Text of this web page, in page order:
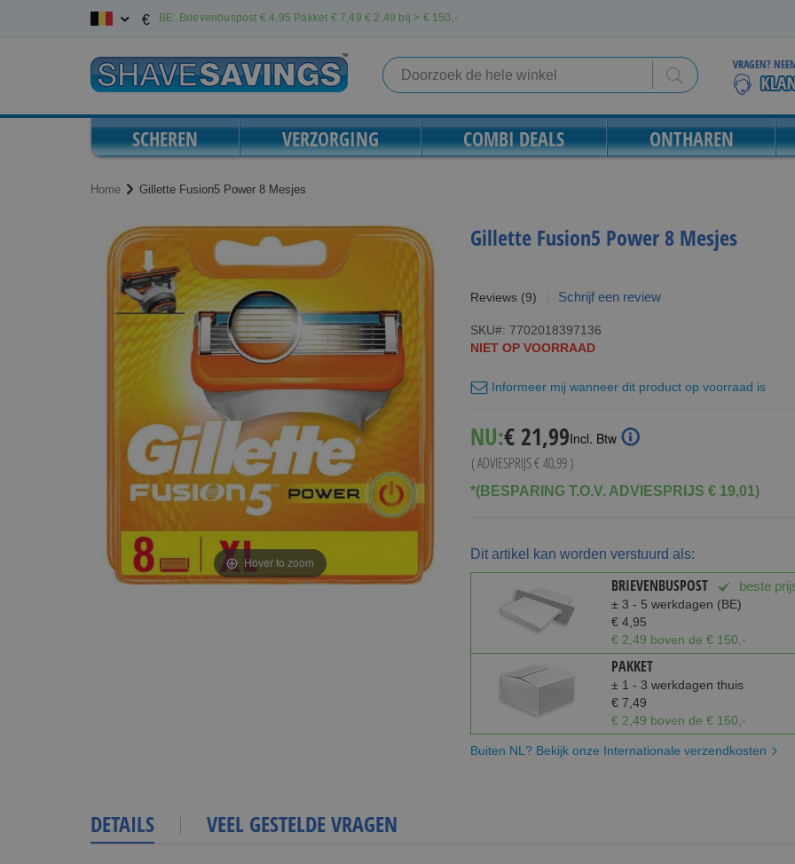
inhoud
€ BE: Brievenbuspost € 4,95 Pakket € 7,49 € 2,49 bij > €150,-
Search
VRAGEN?
SCHEREN VERZORGING COMBI DEALS ONTHAREN
Home Gillette Fusion5 Power 8 Mesjes
naar
einde
afbeeldingen-
gallerij
naar
begin
afbeeldingen-
gallerij
Hover to zoom
Gillette Fusion5 Power 8 Mesjes
Reviews (9) Schrijf een review
SKU
7702018397136
NIET OP VOORRAAD
Informeer mij wanneer dit product op voorraad is
NU: Special
Price
€ 21,99Incl. Btw
( ADVIESPRIJS€ 40,99)
*(BESPARING T.O.V. ADVIESPRIJS € 19,01)
Dit artikel kan worden verstuurd als:
BRIEVENBUSPOST beste
± 3 - 5 werkdagen (BE)
€ 4,95
€ 2,49 boven de € 150,-
PAKKET
± 1 - 3 werkdagen thuis
€ 7,49
€ 2,49 boven de € 150,-
Buiten NL? Bekijk onze Internationale verzendkosten
DETAILS VEEL GESTELDE VRAGEN